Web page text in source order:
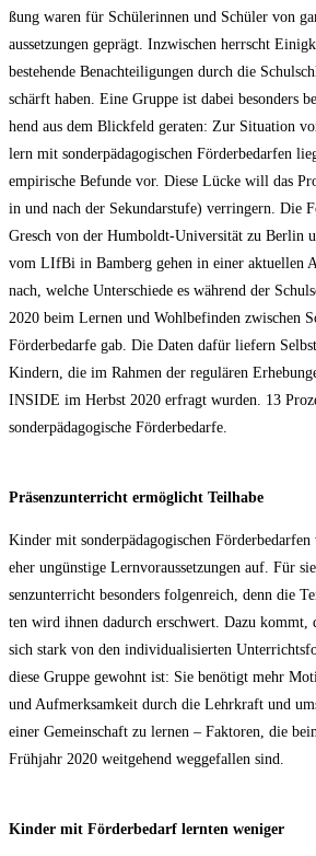
ßung waren für Schü­le­rin­nen und Schü­ler von
aus­set­zun­gen geprägt. Inzwi­schen herrscht
bestehen­de Benach­tei­li­gun­gen durch die
schärft haben. Eine Grup­pe ist dabei beson­ders
hend aus dem Blick­feld gera­ten: Zur Situa­ti­on
lern mit son­der­päd­ago­gi­schen För­der­be­dar­fen
empi­ri­sche Befun­de vor. Die­se Lücke will das
in und nach der Sekun­dar­stu­fe) ver­rin­gern. Die
Gresch von der Hum­boldt-Uni­ver­si­tät zu Ber­lin
vom LIf­Bi in Bam­berg gehen in einer aktu­el­len
nach, wel­che Unter­schie­de es wäh­rend der
2020 beim Ler­nen und Wohl­be­fin­den zwi­schen
För­der­be­dar­fe gab. Die Daten dafür lie­fern
Kin­dern, die im Rah­men der regu­lä­ren
INSIDE im Herbst 2020 erfragt wur­den. 13
son­der­päd­ago­gi­sche Förderbedarfe.
Prä­senz­un­ter­richt ermög­licht Teilhabe
Kin­der mit son­der­päd­ago­gi­schen För­der­be­dar­fen
eher ungüns­ti­ge Lern­vor­aus­set­zun­gen auf. Für
senz­un­ter­richt beson­ders fol­gen­reich, denn die
ten wird ihnen dadurch erschwert. Dazu kommt,
sich stark von den indi­vi­dua­li­sier­ten
die­se Grup­pe gewohnt ist: Sie benö­tigt mehr
und Auf­merk­sam­keit durch die Lehr­kraft und
einer Gemein­schaft zu ler­nen – Fak­to­ren, die
Früh­jahr 2020 weit­ge­hend weg­ge­fal­len sind.
Kin­der mit För­der­be­darf lern­ten weniger